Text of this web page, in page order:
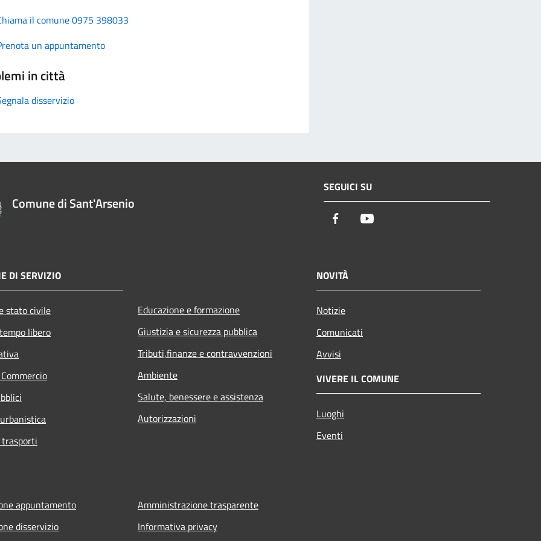
il comune 0975 398033
un appuntamento
in città
disservizio
Comune di Sant'Arsenio
SEGUICI SU
Facebook
DI SERVIZIO
stato civile
libero
Educazione e formazione
Giustizia e sicurezza pubblica
Tributi,finanze e contravvenzioni
Ambiente
Salute, benessere e assistenza
Autorizzazioni
NOVITÀ
Notizie
Comunicati
Avvisi
VIVERE IL COMUNE
Luoghi
Eventi
appuntamento
disservizio
Amministrazione trasparente
Informativa privacy